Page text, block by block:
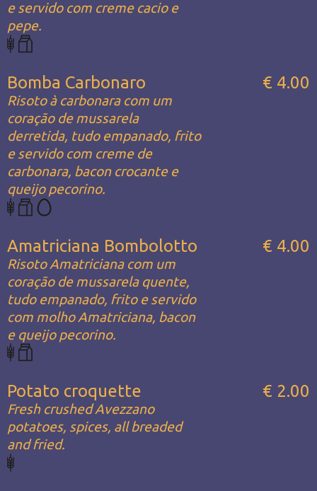
e servido com creme cacio e
pepe.
Bomba Carbonaro
Risoto à carbonara com um
coração de mussarela
derretida, tudo empanado, frito
e servido com creme de
carbonara, bacon crocante e
queijo pecorino.
€ 4.00
Amatriciana Bombolotto
Risoto Amatriciana com um
coração de mussarela quente,
tudo empanado, frito e servido
com molho Amatriciana, bacon
e queijo pecorino.
€ 4.00
Potato croquette
Fresh crushed Avezzano
potatoes, spices, all breaded
and fried.
€ 2.00